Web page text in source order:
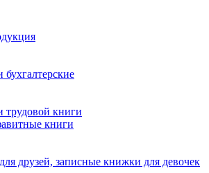
бухгалтерские
трудовой книги
книги
друзей, записные книжки для девочек